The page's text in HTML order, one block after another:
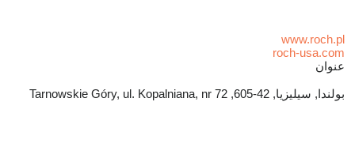
www.roch.pl
roch-usa.com
عنوان
بولندا, سيليزيا, 42-605, Tarnowskie Góry, ul. Kopalniana, nr 72